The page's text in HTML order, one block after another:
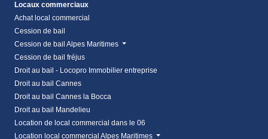
Locaux commerciaux
Achat local commercial
Cession de bail
Cession de bail Alpes Maritimes
Cession de bail fréjus
Droit au bail - Locopro Immobilier entreprise
Droit au bail Cannes
Droit au bail Cannes la Bocca
Droit au bail Mandelieu
Location de local commercial dans le 06
Location local commercial Alpes Maritimes